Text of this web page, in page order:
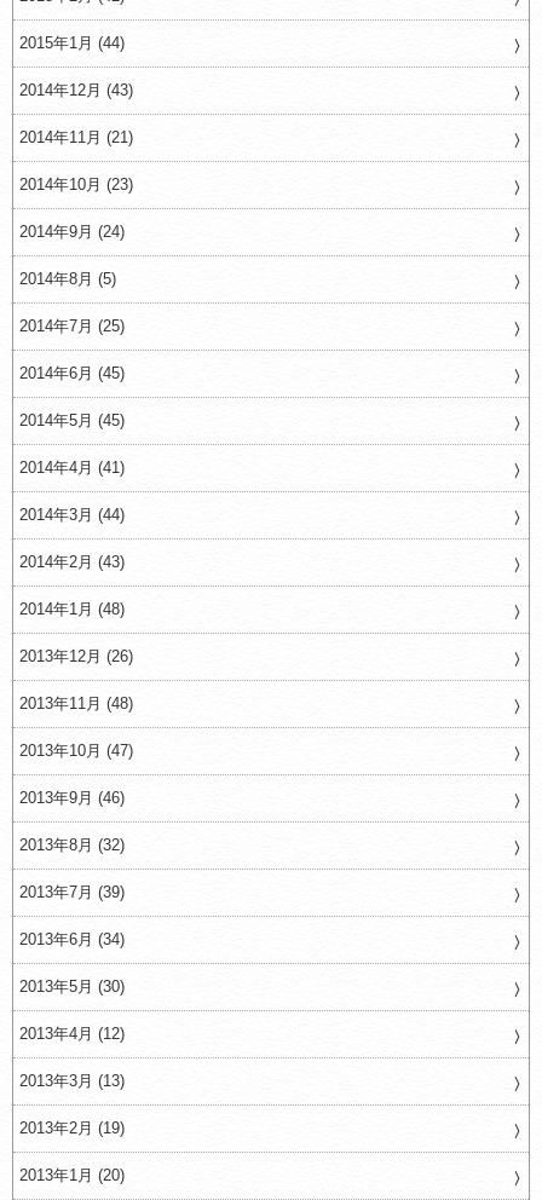
2015年1月 (44)
2014年12月 (43)
2014年11月 (21)
2014年10月 (23)
2014年9月 (24)
2014年8月 (5)
2014年7月 (25)
2014年6月 (45)
2014年5月 (45)
2014年4月 (41)
2014年3月 (44)
2014年2月 (43)
2014年1月 (48)
2013年12月 (26)
2013年11月 (48)
2013年10月 (47)
2013年9月 (46)
2013年8月 (32)
2013年7月 (39)
2013年6月 (34)
2013年5月 (30)
2013年4月 (12)
2013年3月 (13)
2013年2月 (19)
2013年1月 (20)